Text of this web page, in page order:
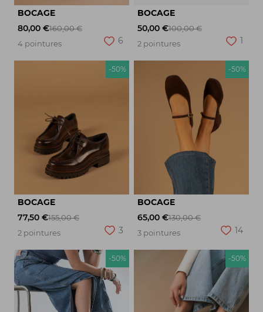
BOCAGE
80,00 €160,00 €
4 pointures
6
BOCAGE
50,00 €100,00 €
2 pointures
1
-50%
BOCAGE
77,50 €155,00 €
2 pointures
3
-50%
BOCAGE
65,00 €130,00 €
3 pointures
14
-50% -50%